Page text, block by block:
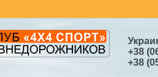
+38
+38